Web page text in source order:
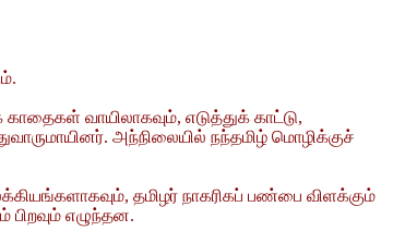
வாயிலாகவும், எடுத்துக் காட்டு,
அந்நிலையில் நந்தமிழ் மொழிக்குச்
தமிழர் நாகரிகப் பண்பை விளக்கும்
எழுந்தன.